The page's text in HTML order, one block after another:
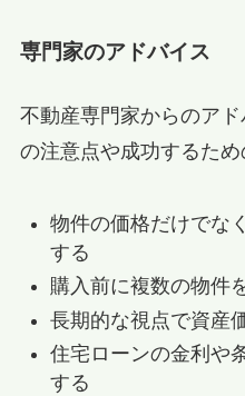
専門家のアドバイス
不動産専門家からのア
の注意点や成功するため
物件の価格だけでな
する
購入前に複数の物件
長期的な視点で資産
住宅ローンの金利や
する